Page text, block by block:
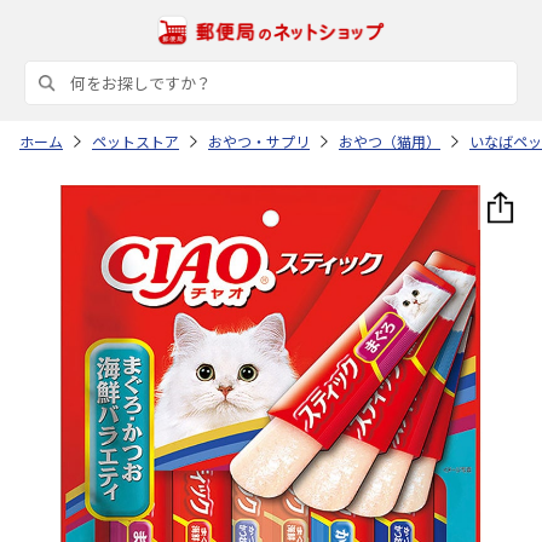
ホーム ペットストア おやつ・サプリ おやつ（猫用） いなばペ